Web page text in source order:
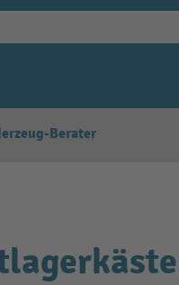
Berater